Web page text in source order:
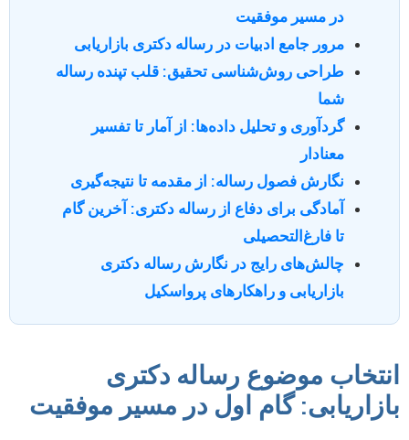
در مسیر موفقیت
مرور جامع ادبیات در رساله دکتری بازاریابی
طراحی روش‌شناسی تحقیق: قلب تپنده رساله
شما
گردآوری و تحلیل داده‌ها: از آمار تا تفسیر
معنادار
نگارش فصول رساله: از مقدمه تا نتیجه‌گیری
آمادگی برای دفاع از رساله دکتری: آخرین گام
تا فارغ‌التحصیلی
چالش‌های رایج در نگارش رساله دکتری
بازاریابی و راهکارهای پرواسکیل
انتخاب موضوع رساله دکتری
بازاریابی: گام اول در مسیر موفقیت